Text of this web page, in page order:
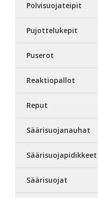
Polvisuojateipit
Pujottelukepit
Puserot
Reaktiopallot
Reput
Säärisuojanauhat
Säärisuojapidikkeet
Säärisuojat